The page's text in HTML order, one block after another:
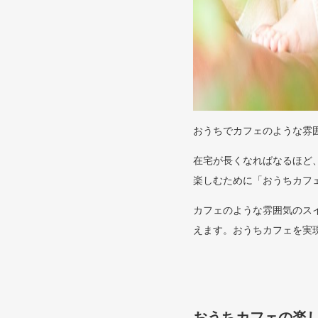
おうちでカフェのような雰
在宅が長くなればなるほど
楽しむために「おうちカフ
カフェのような雰囲気のス
えます。おうちカフェを実